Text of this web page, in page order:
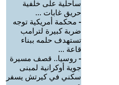
ساحلية على خلفية
حريق غابات ...
- محكمة أمريكية توجه
ضربة كبيرة لترامب
تستهدف حلمه ببناء
قاعة ...
- روسيا.. قصف مسيرة
جوية أوكرانية لمبنى
سكني في كيرتش يسفر